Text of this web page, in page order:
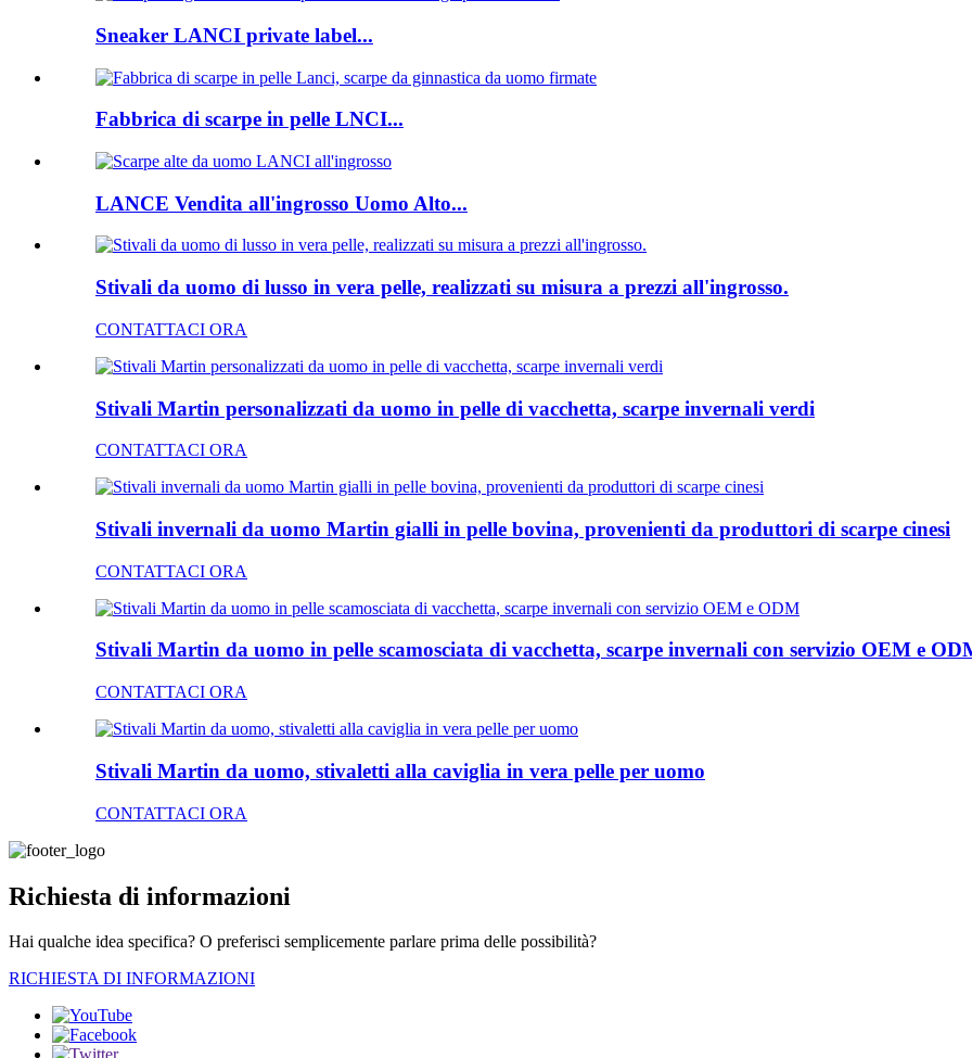
Sneaker LANCI private label...
Fabbrica di scarpe in pelle LNCI...
LANCE Vendita all'ingrosso Uomo Alto...
Stivali da uomo di lusso in vera pelle, realizzati su misura a prezzi all'ingrosso.
CONTATTACI ORA
Stivali Martin personalizzati da uomo in pelle di vacchetta, scarpe invernali verdi
CONTATTACI ORA
Stivali invernali da uomo Martin gialli in pelle bovina, provenienti da produttori di scarpe cinesi
CONTATTACI ORA
Stivali Martin da uomo in pelle scamosciata di vacchetta, scarpe invernali con servizio OEM e
CONTATTACI ORA
Stivali Martin da uomo, stivaletti alla caviglia in vera pelle per uomo
CONTATTACI ORA
Richiesta di informazioni
Hai qualche idea specifica? O preferisci semplicemente parlare prima delle possibilità?
RICHIESTA DI INFORMAZIONI